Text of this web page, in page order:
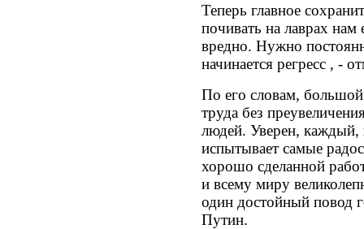
Теперь главное
почивать на лаврах
вредно. Нужно
начинается регресс , -
По его словам, большой
труда без
людей. Уверен, каждый,
испытывает самые
хорошо сделанной
и всему миру
один достойный повод
Путин.